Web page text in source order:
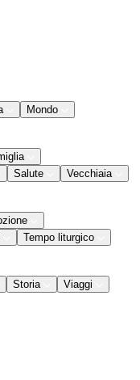
Mondo
Salute
Vecchiaia
Tempo liturgico
Storia Viaggi